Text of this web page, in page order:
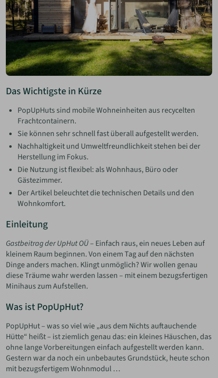
Das Wichtigste in Kürze
PopUpHuts sind mobile Wohneinheiten aus recycelten
Frachtcontainern.
Sie können sehr schnell fast überall aufgestellt werden.
Nachhaltigkeit und Umweltfreundlichkeit stehen bei der
Herstellung im Fokus.
Die Nutzung ist flexibel: als Wohnhaus, Büro oder
Gästezimmer.
Der Artikel beleuchtet die technischen Details und den
Wohnkomfort.
Einleitung
Gastbeitrag der UpHut OÜ– Einfach raus, ein neues Leben auf
kleinem Raum beginnen. Von einem Tag auf den nächsten
Dinge anders machen. Klingt unmöglich? Wir wollen genau
diese Träume wahr werden lassen – mit einem bezugsfertigen
Minihaus zum Aufstellen.
Was ist PopUpHut?
PopUpHut – was so viel wie „aus dem Nichts auftauchende
Hütte“ heißt – ist ziemlich genau das: ein kleines Häuschen, das
ohne lange Vorbereitungen einfach aufgestellt werden kann.
Gestern war da noch ein unbebautes Grundstück, heute schon
mit bezugsfertigem Wohnmodul …